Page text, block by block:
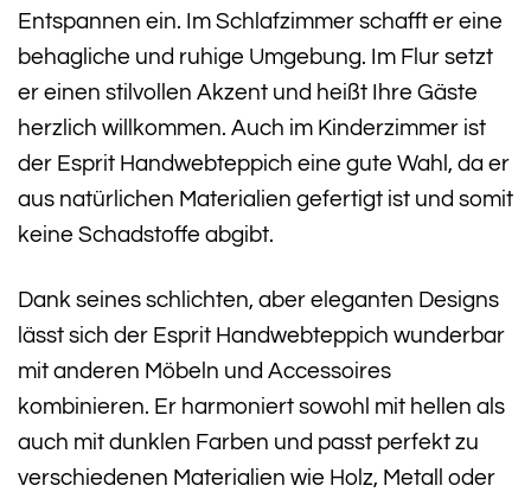
Entspannen ein. Im Schlafzimmer schafft er eine
behagliche und ruhige Umgebung. Im Flur setzt
er einen stilvollen Akzent und heißt Ihre Gäste
herzlich willkommen. Auch im Kinderzimmer ist
der Esprit Handwebteppich eine gute Wahl, da er
aus natürlichen Materialien gefertigt ist und somit
keine Schadstoffe abgibt.
Dank seines schlichten, aber eleganten Designs
lässt sich der Esprit Handwebteppich wunderbar
mit anderen Möbeln und Accessoires
kombinieren. Er harmoniert sowohl mit hellen als
auch mit dunklen Farben und passt perfekt zu
verschiedenen Materialien wie Holz, Metall oder